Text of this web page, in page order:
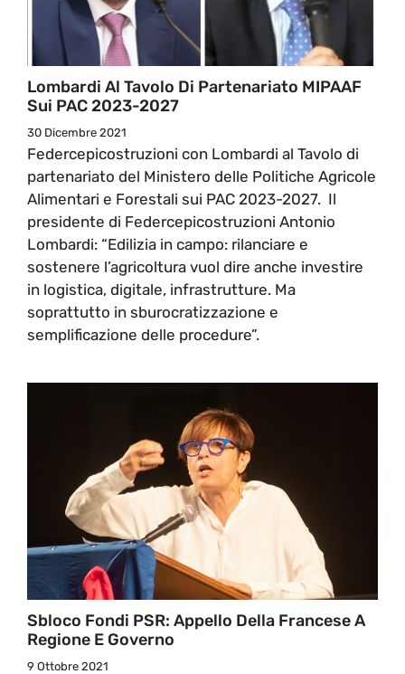
Lombardi Al Tavolo Di Partenariato MIPAAF
Sui PAC 2023-2027
30 Dicembre 2021
Federcepicostruzioni con Lombardi al Tavolo di
partenariato del Ministero delle Politiche Agricole
Alimentari e Forestali sui PAC 2023-2027. Il
presidente di Federcepicostruzioni Antonio
Lombardi: “Edilizia in campo: rilanciare e
sostenere l’agricoltura vuol dire anche investire
in logistica, digitale, infrastrutture. Ma
soprattutto in sburocratizzazione e
semplificazione delle procedure”.
Sbloco Fondi PSR: Appello Della Francese A
Regione E Governo
9 Ottobre 2021